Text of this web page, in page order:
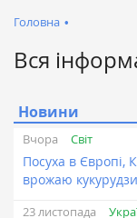
Головна •
Вся
Новини
Вчора Світ
Посуха в Європі,
врожаю
23 листопада